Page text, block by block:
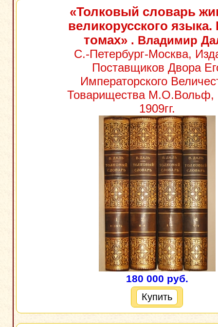
«Толковый словарь
великорусского языка.
томах» . Владимир
С.-Петербург-Москва,
Поставщиков Двора
Императорского
Товарищества М.О.Вольф,
1909гг.
180 000 руб.
Купить